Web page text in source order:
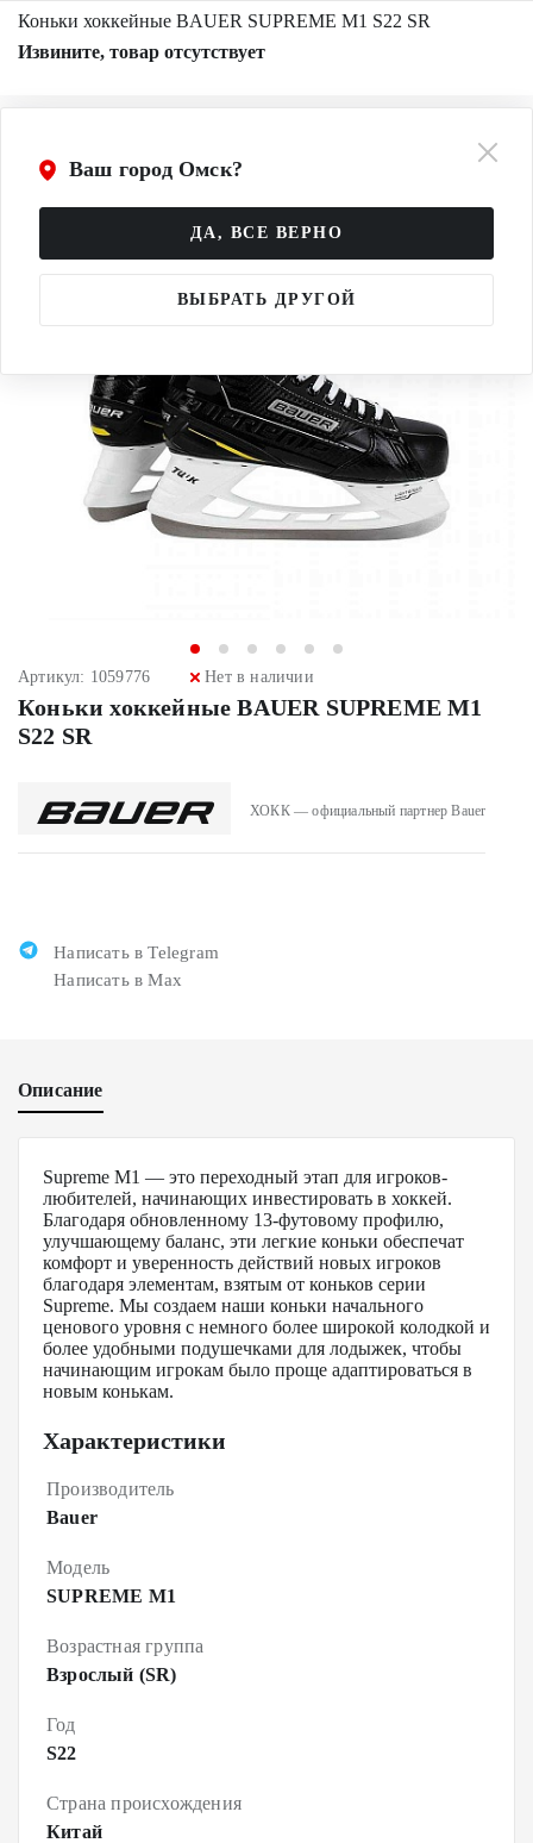
Ваш город Омск?
ДА, ВСЕ ВЕРНО
ВЫБРАТЬ ДРУГОЙ
Артикул: 1059776 Нет в наличии
Коньки хоккейные BAUER SUPREME M1
S22 SR
ХОКК — официальный партнер Bauer
Написать в Telegram
Написать в Max
Описание
Supreme M1 — это переходный этап для игроков-
любителей, начинающих инвестировать в хоккей.
Благодаря обновленному 13-футовому профилю,
улучшающему баланс, эти легкие коньки обеспечат
комфорт и уверенность действий новых игроков
благодаря элементам, взятым от коньков серии
Supreme. Мы создаем наши коньки начального
ценового уровня с немного более широкой колодкой и
более удобными подушечками для лодыжек, чтобы
начинающим игрокам было проще адаптироваться в
новым конькам.
Характеристики
Производитель
Bauer
Модель
SUPREME M1
Возрастная группа
Взрослый (SR)
Год
S22
Страна происхождения
Китай
Коньки хоккейные BAUER SUPREME M1 S22 SR
Извините, товар отсутствует